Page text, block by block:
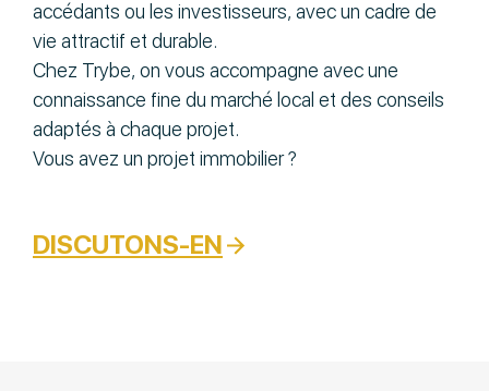
accédants ou les investisseurs, avec un cadre de
vie attractif et durable.
Chez Trybe, on vous accompagne avec une
connaissance fine du marché local et des conseils
adaptés à chaque projet.
Vous avez un projet immobilier ?
DISCUTONS-EN